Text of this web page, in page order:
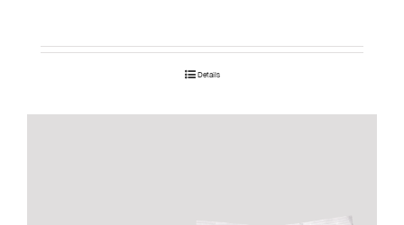
Details